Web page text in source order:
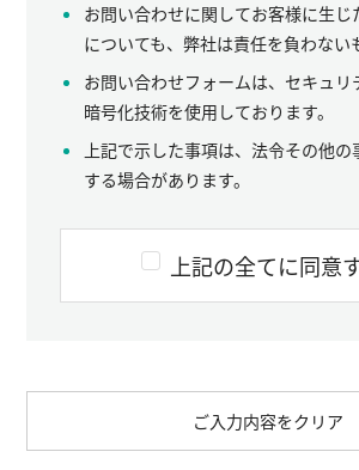
お問い合わせに関してお客様に生じ
についても、弊社は責任を負わない
お問い合わせフォームは、セキュリ
暗号化技術を使用しております。
上記で示した事項は、法令その他
する場合があります。
上記の全てに同意
ご入力内容をクリア